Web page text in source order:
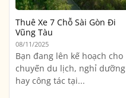
Thuê Xe 7 Chỗ Sài Gòn Đi
Vũng Tàu
08/11/2025
Bạn đang lên kế hoạch cho
chuyến du lịch, nghỉ dưỡng
hay công tác tại...